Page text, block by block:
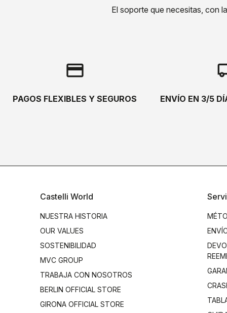
El soporte que necesitas, con
credit_card
PAGOS FLEXIBLES Y SEGUROS ENVÍO EN 3/5
Castelli World
NUESTRA HISTORIA
OUR VALUES
SOSTENIBILIDAD
MVC GROUP
TRABAJA CON NOSOTROS
BERLIN OFFICIAL STORE
GIRONA OFFICIAL STORE